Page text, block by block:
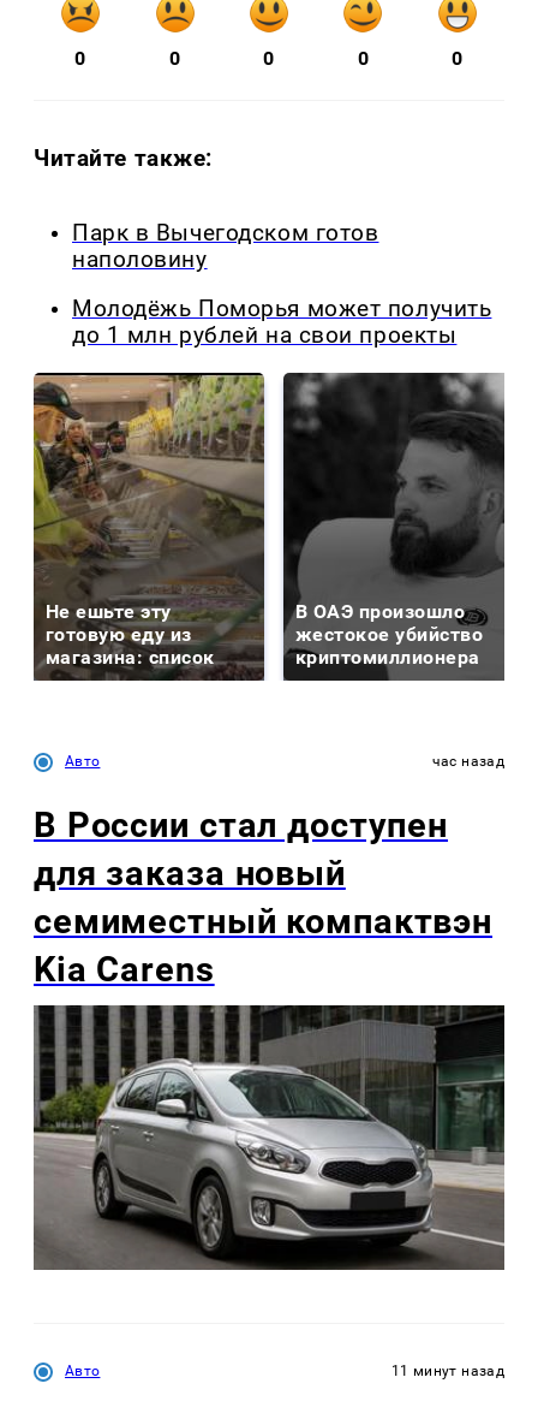
0 0 0 0 0
Читайте также:
Парк в Вычегодском готов
наполовину
Молодёжь Поморья может получить
до 1 млн рублей на свои проекты
Не ешьте эту
готовую еду из
магазина: список
В ОАЭ произошло
жестокое убийство
криптомиллионера
Авто час назад
В России стал доступен
для заказа новый
семиместный компактвэн
Kia Carens
Авто 11 минут назад